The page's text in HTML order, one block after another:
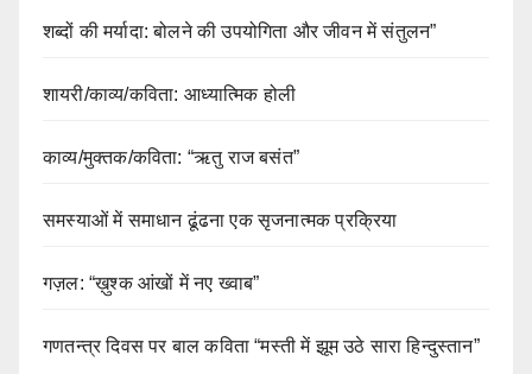
शब्दों की मर्यादा: बोलने की उपयोगिता और जीवन में संतुलन”
शायरी/काव्य/कविता: आध्यात्मिक होली
काव्य/मुक्तक/कविता: “ऋतु राज बसंत”
समस्याओं में समाधान ढूंढना एक सृजनात्मक प्रक्रिया
गज़ल: “ख़ुश्क आंखों में नए ख्वाब”
गणतन्त्र दिवस पर बाल कविता “मस्ती में झूम उठे सारा हिन्दुस्तान”